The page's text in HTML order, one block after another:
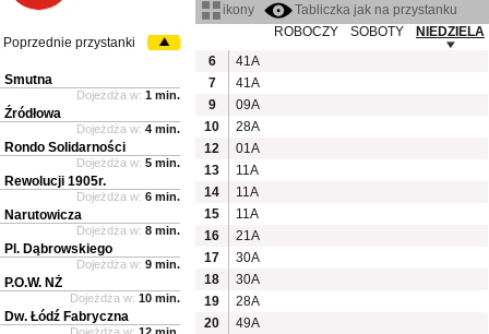
ikony
Tabliczka jak na przystanku
ROBOCZY
SOBOTY
NIEDZIELA
6
41A
7
41A
9
09A
10
28A
12
01A
13
11A
14
11A
15
11A
16
21A
17
30A
18
30A
19
28A
20
49A
Poprzednie przystanki
Smutna
Dojeżdża w: 1 min.
Źródłowa
Dojeżdża w: 4 min.
Rondo Solidarności
Dojeżdża w: 5 min.
Rewolucji 1905r.
Dojeżdża w: 6 min.
Narutowicza
Dojeżdża w: 8 min.
Pl. Dąbrowskiego
Dojeżdża w: 9 min.
P.O.W. NŻ
Dojeżdża w: 10 min.
Dw. Łódź Fabryczna